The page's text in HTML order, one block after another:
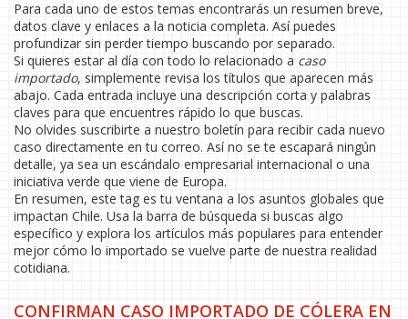
Para cada uno de estos temas encontrarás un resumen breve,
datos clave y enlaces a la noticia completa. Así puedes
profundizar sin perder tiempo buscando por separado.
Si quieres estar al día con todo lo relacionado a caso
importado, simplemente revisa los títulos que aparecen más
abajo. Cada entrada incluye una descripción corta y palabras
claves para que encuentres rápido lo que buscas.
No olvides suscribirte a nuestro boletín para recibir cada nuevo
caso directamente en tu correo. Así no se te escapará ningún
detalle, ya sea un escándalo empresarial internacional o una
iniciativa verde que viene de Europa.
En resumen, este tag es tu ventana a los asuntos globales que
impactan Chile. Usa la barra de búsqueda si buscas algo
específico y explora los artículos más populares para entender
mejor cómo lo importado se vuelve parte de nuestra realidad
cotidiana.
CONFIRMAN CASO IMPORTADO DE CÓLERA EN